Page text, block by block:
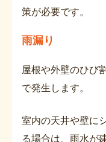
策が必要です。
雨漏り
屋根や外壁のひび
で発生します。
室内の天井や壁に
る場合は、雨水が